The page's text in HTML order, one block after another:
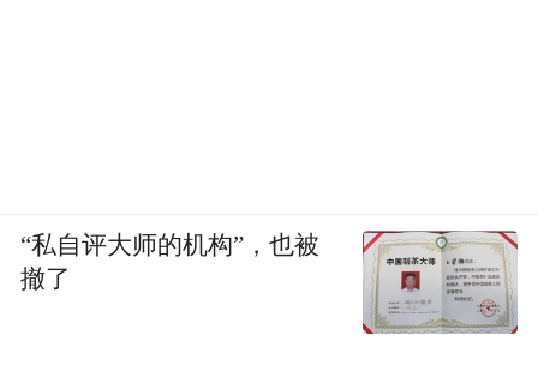
“私自评大师的机构”，也被
撤了